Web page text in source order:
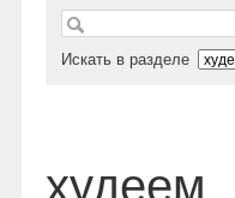
Искать в разделе